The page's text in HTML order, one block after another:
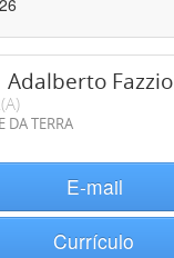
Adalberto Fazzio
DA TERRA
E-mail
Currículo